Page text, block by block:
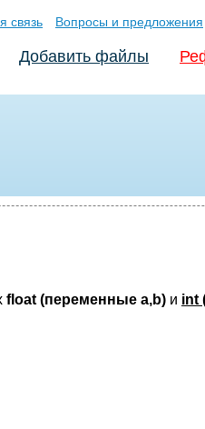
связь Вопросы и предложения
Добавить файлы
float (переменные a,b) и int